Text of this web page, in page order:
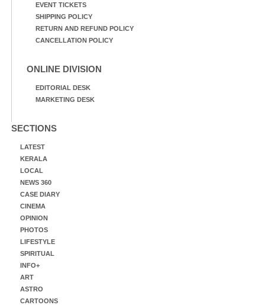
EVENT TICKETS
SHIPPING POLICY
RETURN AND REFUND POLICY
CANCELLATION POLICY
ONLINE DIVISION
EDITORIAL DESK
MARKETING DESK
SECTIONS
LATEST
KERALA
LOCAL
NEWS 360
CASE DIARY
CINEMA
OPINION
PHOTOS
LIFESTYLE
SPIRITUAL
INFO+
ART
ASTRO
CARTOONS